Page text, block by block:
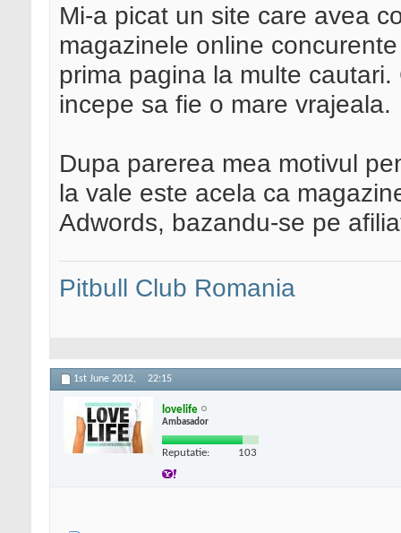
Mi-a picat un site care avea
magazinele online
prima pagina la multe
incepe sa fie o mare vrajeala.
Dupa parerea mea motivul
la vale este acela ca
Adwords, bazandu-se pe
Pitbull Club Romania
1st June 2012, 22:15
lovelife
Ambasador
Reputatie: 103